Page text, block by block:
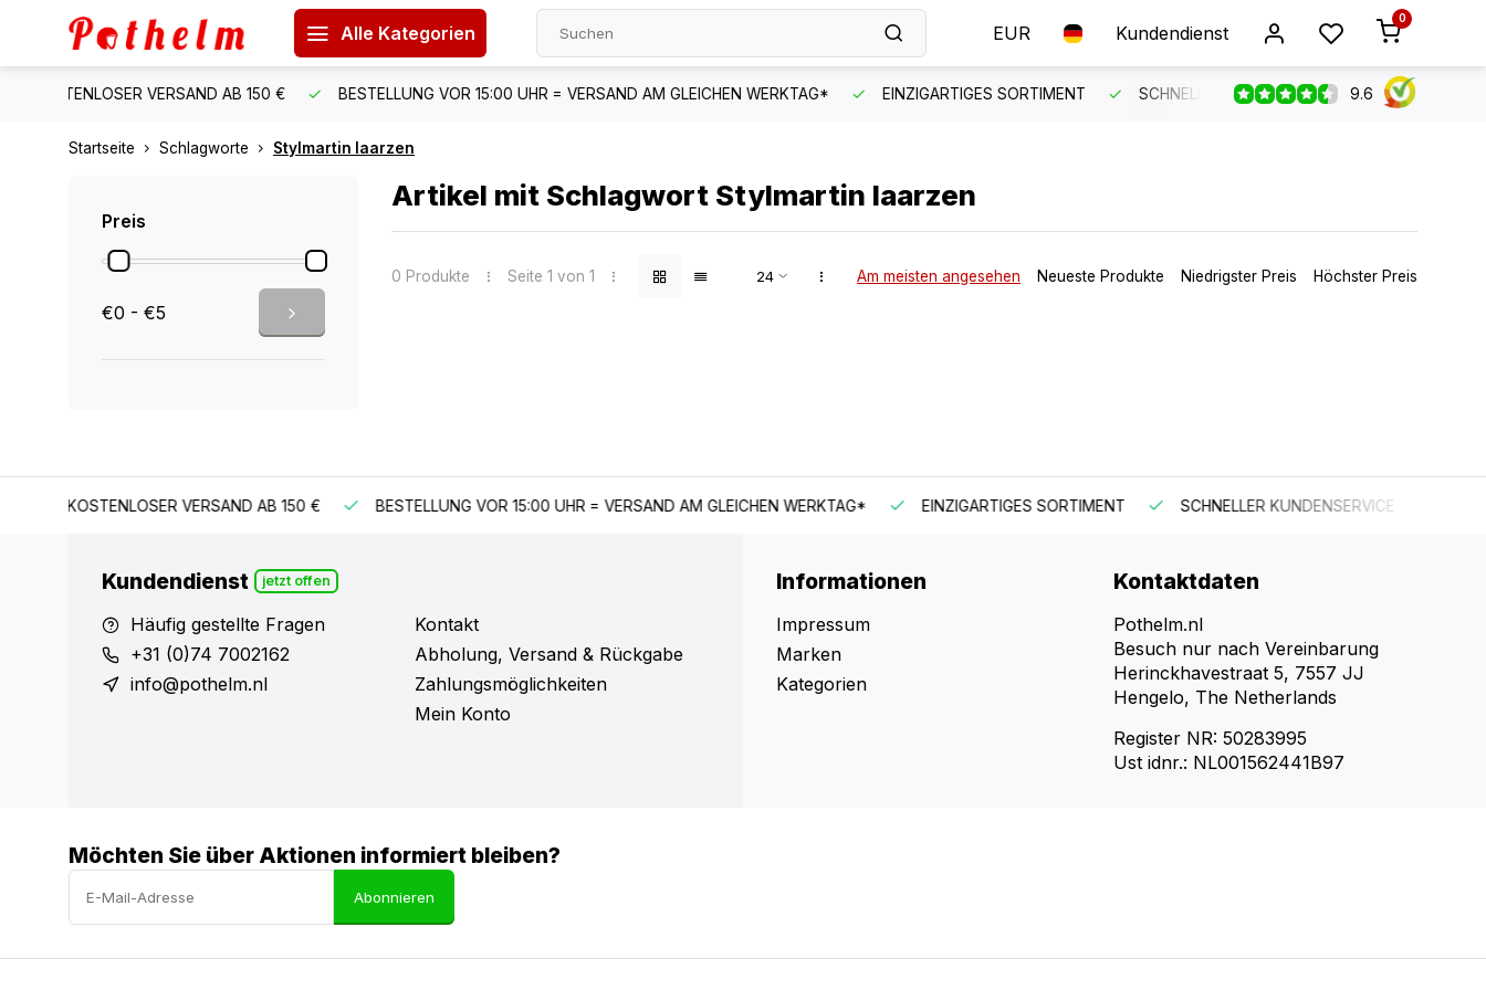
Alle Kategorien EUR Kundendienst
0
BESTELLUNG VOR 15:00 UHR = VERSAND AM GLEICHEN WERKTAG* EINZIGARTIGES SORTIMENT SCHNELLER KUNDENSERVICE KOSTENLOSER VERSAND AB 150 €
9.6
Startseite Schlagworte Stylmartin laarzen
Preis
€0 - €5
Artikel mit Schlagwort Stylmartin laarzen
0 Produkte Seite 1 von 1 Am meisten angesehen Neueste Produkte Niedrigster Preis Höchster Preis
BESTELLUNG VOR 15:00 UHR = VERSAND AM GLEICHEN WERKTAG* EINZIGARTIGES SORTIMENT SCHNELLER KUNDENSERVICE KOSTENLOSER VERSAND AB 150 €
Kundendienst jetzt offen
Häufig gestellte Fragen
+31 (0)74 7002162
info@pothelm.nl
Kontakt
Abholung, Versand & Rückgabe
Zahlungsmöglichkeiten
Mein Konto
Informationen
Impressum
Marken
Kategorien
Kontaktdaten
Pothelm.nl
Besuch nur nach Vereinbarung
Herinckhavestraat 5, 7557 JJ
Hengelo, The Netherlands
Register NR: 50283995
Ust idnr.: NL001562441B97
Möchten Sie über Aktionen informiert bleiben?
Abonnieren